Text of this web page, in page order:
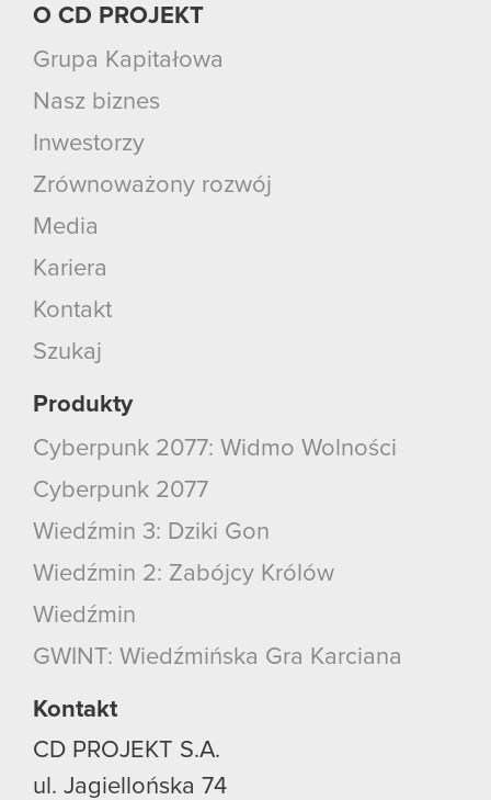
O CD PROJEKT
Grupa Kapitałowa
Nasz biznes
Inwestorzy
Zrównoważony rozwój
Media
Kariera
Kontakt
Szukaj
Produkty
Cyberpunk 2077: Widmo Wolności
Cyberpunk 2077
Wiedźmin 3: Dziki Gon
Wiedźmin 2: Zabójcy Królów
Wiedźmin
GWINT: Wiedźmińska Gra Karciana
Kontakt
CD PROJEKT S.A.
ul. Jagiellońska 74